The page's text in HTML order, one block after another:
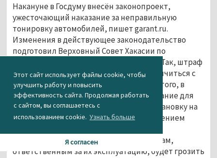
Этот сайт использует файлы cookie, чтобы
улучшить работу и повысить
эффективность сайта. Продолжая работать
с сайтом, вы соглашаетесь с
использованием cookie. Узнать больше
Я согласен
Накануне в Госдуму внесён законопроект,
ужесточающий наказание за неправильную
тонировку автомобилей, пишет garant.ru.
Изменения в действующее законодательство
подготовил Верховный Совет Хакасии по
инициативе регионального прокурора. Так, штраф
за данное правонарушение может увеличиться с
500 рублей до 3 тысяч рублей. Помимо этого, в
КоАП РФ предлагается закрепить наказание для
должностных и юридических лиц за установку на
транспортное средство стёкол с нарушением
Предполагается, что должностным лицам,
ответственным за их эксплуатацию, будет грозить